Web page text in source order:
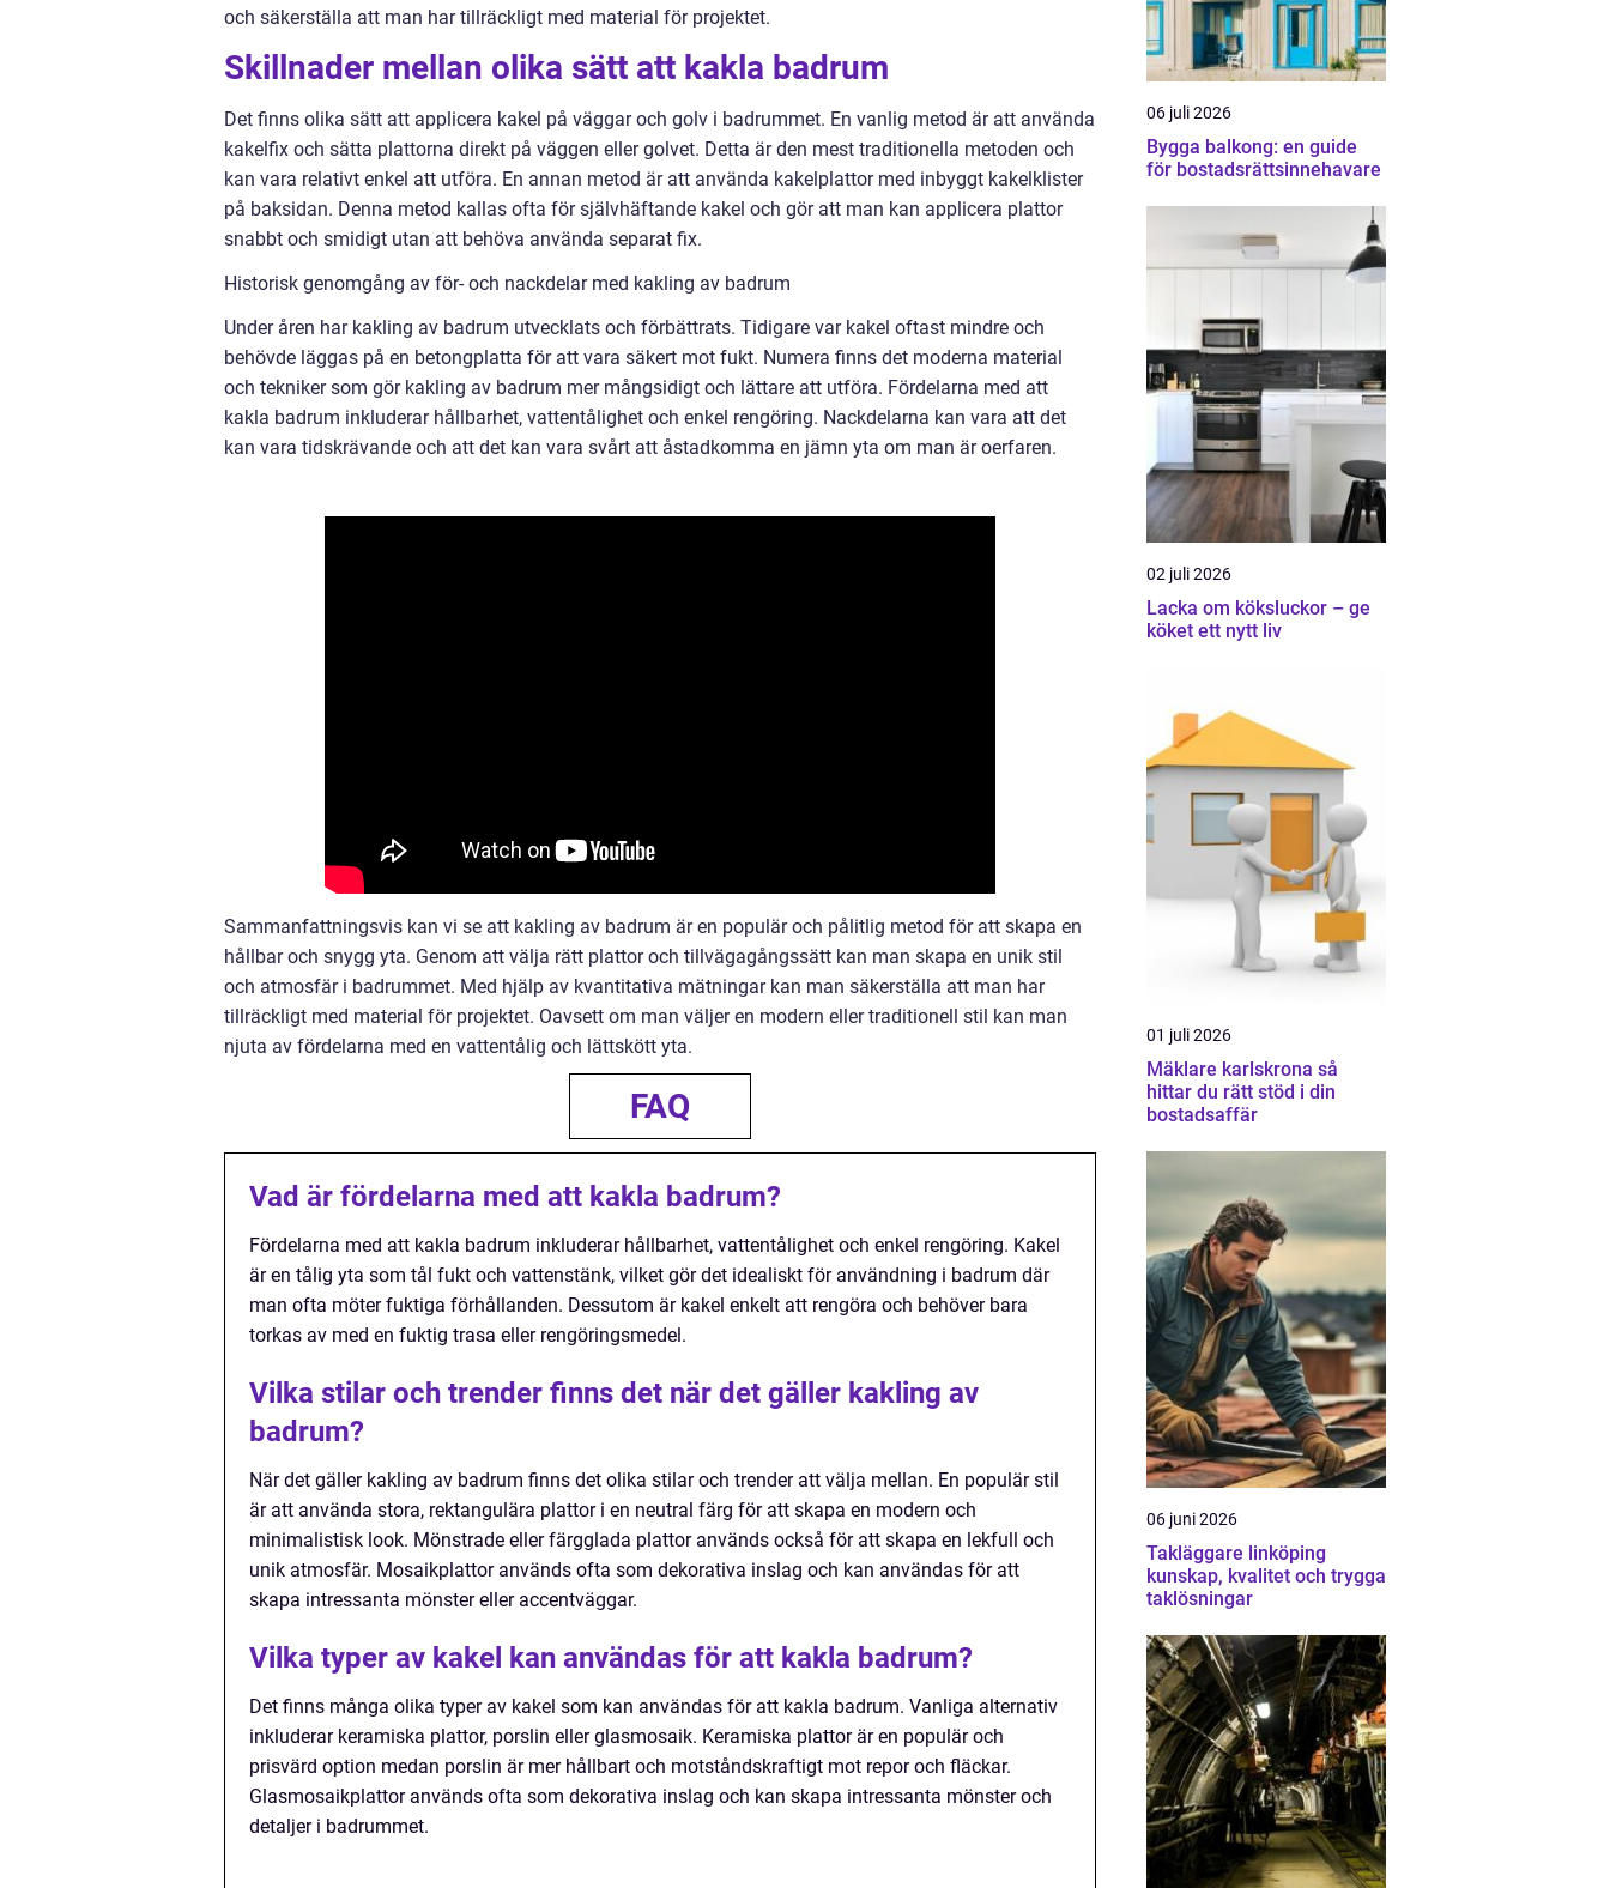
och säkerställa att man har tillräckligt med material för projektet.
Skillnader mellan olika sätt att kakla badrum
Det finns olika sätt att applicera kakel på väggar och golv i badrummet. En vanlig metod är att använda
kakelfix och sätta plattorna direkt på väggen eller golvet. Detta är den mest traditionella metoden och
kan vara relativt enkel att utföra. En annan metod är att använda kakelplattor med inbyggt kakelklister
på baksidan. Denna metod kallas ofta för självhäftande kakel och gör att man kan applicera plattor
snabbt och smidigt utan att behöva använda separat fix.
Historisk genomgång av för- och nackdelar med kakling av badrum
Under åren har kakling av badrum utvecklats och förbättrats. Tidigare var kakel oftast mindre och
behövde läggas på en betongplatta för att vara säkert mot fukt. Numera finns det moderna material
och tekniker som gör kakling av badrum mer mångsidigt och lättare att utföra. Fördelarna med att
kakla badrum inkluderar hållbarhet, vattentålighet och enkel rengöring. Nackdelarna kan vara att det
kan vara tidskrävande och att det kan vara svårt att åstadkomma en jämn yta om man är oerfaren.
Sammanfattningsvis kan vi se att kakling av badrum är en populär och pålitlig metod för att skapa en
hållbar och snygg yta. Genom att välja rätt plattor och tillvägagångssätt kan man skapa en unik stil
och atmosfär i badrummet. Med hjälp av kvantitativa mätningar kan man säkerställa att man har
tillräckligt med material för projektet. Oavsett om man väljer en modern eller traditionell stil kan man
njuta av fördelarna med en vattentålig och lättskött yta.
FAQ
Vad är fördelarna med att kakla badrum?
Fördelarna med att kakla badrum inkluderar hållbarhet, vattentålighet och enkel rengöring. Kakel
är en tålig yta som tål fukt och vattenstänk, vilket gör det idealiskt för användning i badrum där
man ofta möter fuktiga förhållanden. Dessutom är kakel enkelt att rengöra och behöver bara
torkas av med en fuktig trasa eller rengöringsmedel.
Vilka stilar och trender finns det när det gäller kakling av
badrum?
När det gäller kakling av badrum finns det olika stilar och trender att välja mellan. En populär stil
är att använda stora, rektangulära plattor i en neutral färg för att skapa en modern och
minimalistisk look. Mönstrade eller färgglada plattor används också för att skapa en lekfull och
unik atmosfär. Mosaikplattor används ofta som dekorativa inslag och kan användas för att
skapa intressanta mönster eller accentväggar.
Vilka typer av kakel kan användas för att kakla badrum?
Det finns många olika typer av kakel som kan användas för att kakla badrum. Vanliga alternativ
inkluderar keramiska plattor, porslin eller glasmosaik. Keramiska plattor är en populär och
prisvärd option medan porslin är mer hållbart och motståndskraftigt mot repor och fläckar.
Glasmosaikplattor används ofta som dekorativa inslag och kan skapa intressanta mönster och
detaljer i badrummet.
06 juli 2026
Bygga balkong: en guide
för bostadsrättsinnehavare
02 juli 2026
Lacka om köksluckor – ge
köket ett nytt liv
01 juli 2026
Mäklare karlskrona så
hittar du rätt stöd i din
bostadsaffär
06 juni 2026
Takläggare linköping
kunskap, kvalitet och trygga
taklösningar